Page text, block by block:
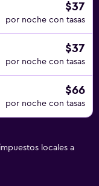
$37
por noche con tasas
$37
por noche con tasas
$66
por noche con tasas
locales a